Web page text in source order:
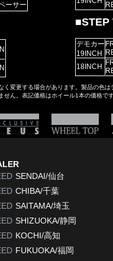
ーサー
■STEP
デモカー
19INCH
18INCH
変更する場合があります。製品の色
ん。表記価格はホイール1本の価格で
SENDAI/仙台
CHIBA/千葉
SAITAMA/埼玉
SHIZUOKA/静岡
KOCHI/高知
FUKUOKA/福岡